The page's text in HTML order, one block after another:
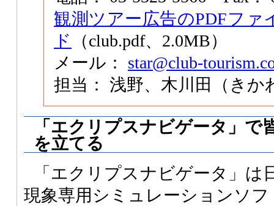
観測ツアー広告のPDFファ
ド
（club.pdf、2.0MB）
メール： star@club-
担当： 浅野、木川田（きか
「エクリプスナビゲータ」で
を立てる
「エクリプスナビゲータ」は
現象専用シミュレーションソ